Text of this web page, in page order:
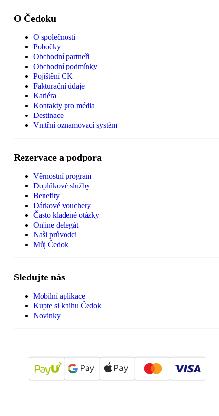
O Čedoku
O společnosti
Pobočky
Obchodní partneři
Obchodní podmínky
Pojištění CK
Fakturační údaje
Kariéra
Kontakty pro média
Destinace
Vnitřní oznamovací systém
Rezervace a podpora
Věrnostní program
Doplňkové služby
Benefity
Dárkové vouchery
Často kladené otázky
Online delegát
Naši průvodci
Můj Čedok
Sledujte nás
Mobilní aplikace
Kupte si knihu Čedok
Novinky